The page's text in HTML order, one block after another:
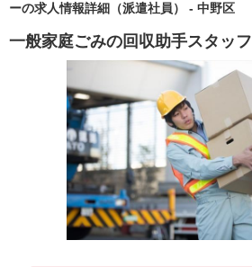
ーの求人情報詳細（派遣社員） - 中野区
一般家庭ごみの回収助手スタッフ